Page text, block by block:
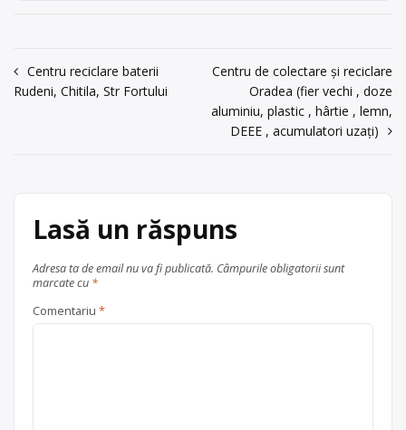
Centru de colectare
baterii auto,
în
Chitila
Ilfov + București
acum 6 ani
Navigare
Centru reciclare baterii
Rudeni, Chitila, Str Fortului
Centru de colectare și reciclare
Oradea (fier vechi , doze
aluminiu, plastic , hârtie , lemn,
DEEE , acumulatori uzați)
Lasă un răspuns
Adresa ta de email nu va fi publicată. Câmpurile obligatorii sunt
marcate cu *
Comentariu *